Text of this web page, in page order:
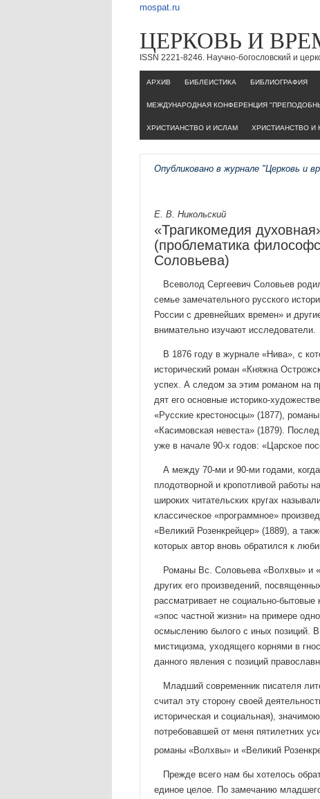
mospat.ru
ЦЕРКОВЬ И
ISSN 2221-8246. Научно-богословский и
AРХИВ БИБЛЕИСТИКА БИБЛИОГРАФИЯ
МЕЖДУНАРОДНАЯ КОНФЕРЕНЦИЯ
ХРИСТИАНСТВО И ИСЛАМ ХРИСТИАНСТВО И
Опубликовано в журнале "Церковь и
Е. В. Никольский
«Трагикомедия
(проблематика
Соловьева)
Всеволод Сергеевич Соловьев
семье замечательно­го русского
России с древнейших времен» и
внимательно изучают исследователи.
В 1876 году в журнале «Нива», с
исторический роман «Княжна
успех. А следом за этим романом на
дят его основные историко-
«Русские крестоносцы» (1877),
«Касимовская невеста» (1879).
уже в начале 90-х годов: «Царское
А между 70-ми и 90-ми годами,
плодотворной и кропот­ливой работы
широких читательских кругах
классичес­кое «программное»
«Великий Розенкрейцер» (1889), а
которых автор вновь обратился к
Романы Вс. Соловьева «Волхвы» и
других его произведе­ний,
рассматривает не социально-бытовые
«эпос част­ной жизни» на примере
осмыслению былого с иных по­зиций. В
мистицизма, уходящего корнями в
данного явле­ния с позиций
Младший современник писателя
считал эту сторону своей
историческая и социальная),
потребовав­шей от меня пятилетних
романы «Волхвы» и «Великий
Прежде всего нам бы хотелось
единое целое. По за­мечанию